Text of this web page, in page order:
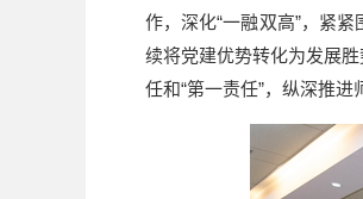
作，深化“一融双高”，紧紧
续将党建优势转化为发展
任和“第一责任”，纵深推